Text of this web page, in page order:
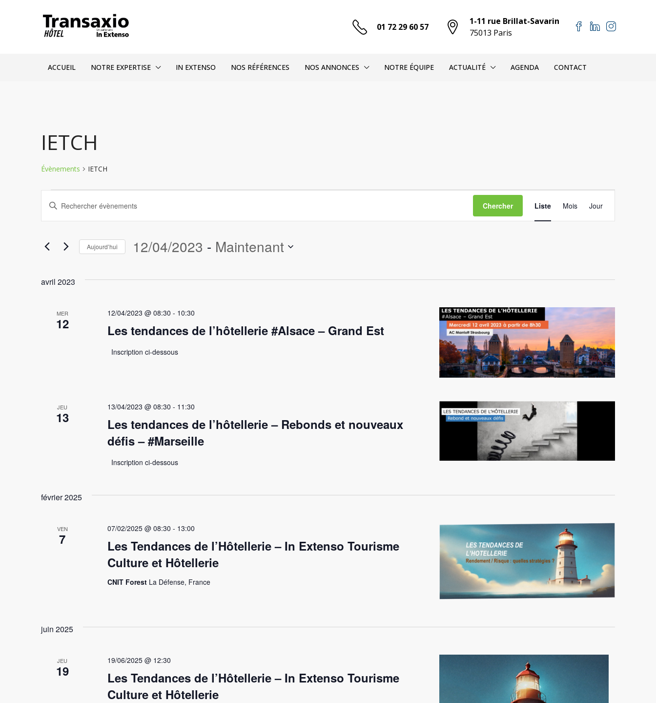
01 72 29 60 57
1-11 rue Brillat-Savarin
75013 Paris
ACCUEIL NOTRE EXPERTISE IN EXTENSO NOS RÉFÉRENCES NOS ANNONCES NOTRE ÉQUIPE ACTUALITÉ AGENDA CONTACT
IETCH
Évènements IETCH
Recherche
et
navigation
de
vues
Évènements
Saisir
Rechercher
Évènements
clé.
Chercher
de
Liste Mois Jour
Aujourd’hui 12/04/2023 - Maintenant
avril 2023
MER
12 Les tendances de l’hôtellerie #Alsace – Grand Est
12/04/2023 @ 08:30 - 10:30
Inscription ci-dessous
JEU
13
Les tendances de l’hôtellerie – Rebonds et nouveaux
défis – #Marseille
13/04/2023 @ 08:30 - 11:30
Inscription ci-dessous
février 2025
VEN
7
Les Tendances de l’Hôtellerie – In Extenso Tourisme
Culture et Hôtellerie
07/02/2025 @ 08:30 - 13:00
CNIT Forest La Défense, France
juin 2025
JEU
19
Les Tendances de l’Hôtellerie – In Extenso Tourisme
Culture et Hôtellerie
19/06/2025 @ 12:30